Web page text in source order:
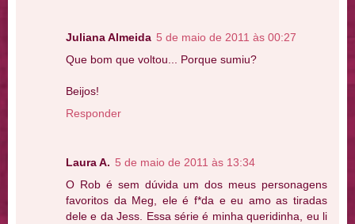
Juliana Almeida 5 de maio de 2011 às 00:27
Que bom que voltou... Porque sumiu?
Beijos!
Responder
Laura A. 5 de maio de 2011 às 13:34
O Rob é sem dúvida um dos meus personagens
favoritos da Meg, ele é f*da e eu amo as tiradas
dele e da Jess. Essa série é minha queridinha, eu li